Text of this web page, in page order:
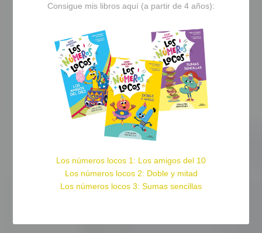
Consigue mis libros aquí (a partir de 4 años):
Los números locos 1: Los amigos del 10
Los números locos 2: Doble y mitad
Los números locos 3: Sumas sencillas